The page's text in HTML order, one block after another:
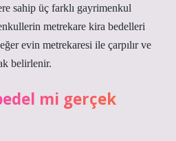
sahip üç farklı gayrimenkul
metrekare kira bedelleri
evin metrekaresi ile çarpılır ve
belirlenir.
mi gerçek